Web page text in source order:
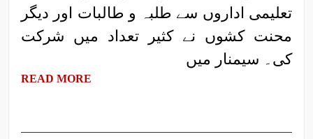
تعلیمی اداروں سے طلبہ و طالبات اور دیگر
محنت کشوں نے کثیر تعداد میں شرکت
کی۔ سیمنار میں
READ MORE